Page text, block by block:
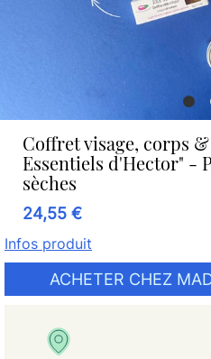
Coffret visage, corps
Essentiels d'Hector" -
sèches
24,55 €
Infos produit
ACHETER CHEZ